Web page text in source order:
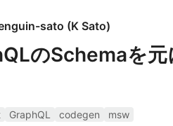
sato (K Sato)
のSchemaを
GraphQL codegen
msw